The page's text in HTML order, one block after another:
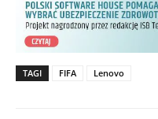
TAGI FIFA Lenovo